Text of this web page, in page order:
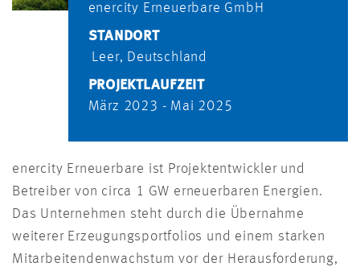
enercity Erneuerbare GmbH
STANDORT
Leer, Deutschland
PROJEKTLAUFZEIT
März 2023 - Mai 2025
enercity Erneuerbare ist Projektentwickler und
Betreiber von circa 1 GW erneuerbaren Energien.
Das Unternehmen steht durch die Übernahme
weiterer Erzeugungsportfolios und einem starken
Mitarbeitendenwachstum vor der Herausforderung,